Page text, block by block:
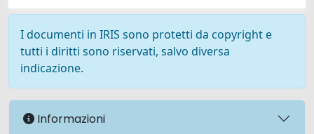
I documenti in IRIS sono protetti da copyright e
tutti i diritti sono riservati, salvo diversa
indicazione.
Informazioni